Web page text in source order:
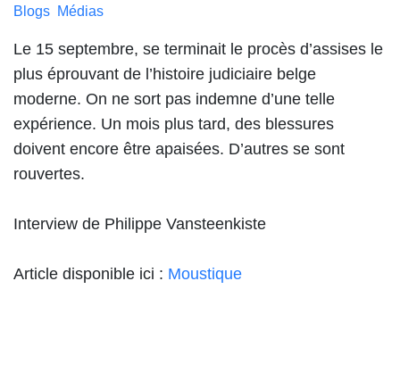
Blogs Médias
Le 15 septembre, se terminait le procès d’assises le
plus éprouvant de l’histoire judiciaire belge
moderne. On ne sort pas indemne d’une telle
expérience. Un mois plus tard, des blessures
doivent encore être apaisées. D’autres se sont
rouvertes.
Interview de Philippe Vansteenkiste
Article disponible ici : Moustique